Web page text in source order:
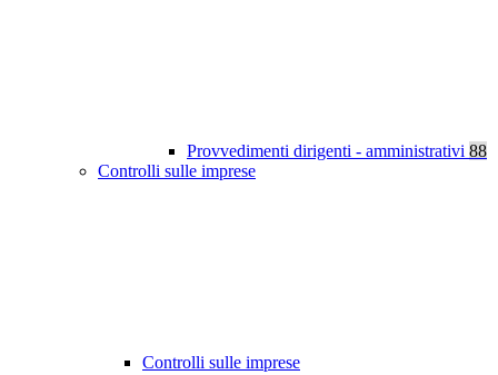
Provvedimenti dirigenti - amministrativi 88
Controlli sulle imprese
Controlli sulle imprese